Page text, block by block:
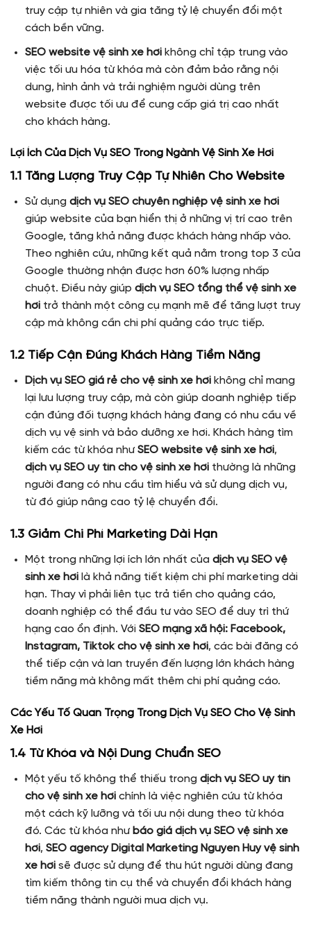
truy cập tự nhiên và gia tăng tỷ lệ chuyển đổi một
cách bền vững.
SEO website vệ sinh xe hơikhông chỉ tập trung vào
việc tối ưu hóa từ khóa mà còn đảm bảo rằng nội
dung, hình ảnh và trải nghiệm người dùng trên
website được tối ưu để cung cấp giá trị cao nhất
cho khách hàng.
Lợi Ích Của Dịch Vụ SEO Trong Ngành Vệ Sinh Xe Hơi
1.1 Tăng Lượng Truy Cập Tự Nhiên Cho Website
Sử dụng dịch vụ SEO chuyên nghiệp vệ sinh xe hơi
giúp website của bạn hiển thị ở những vị trí cao trên
Google, tăng khả năng được khách hàng nhấp vào.
Theo nghiên cứu, những kết quả nằm trong top 3 của
Google thường nhận được hơn 60% lượng nhấp
chuột. Điều này giúp dịch vụ SEO tổng thể vệ sinh xe
hơitrở thành một công cụ mạnh mẽ để tăng lượt truy
cập mà không cần chi phí quảng cáo trực tiếp.
1.2 Tiếp Cận Đúng Khách Hàng Tiềm Năng
Dịch vụ SEO giá rẻ cho vệ sinh xe hơikhông chỉ mang
lại lưu lượng truy cập, mà còn giúp doanh nghiệp tiếp
cận đúng đối tượng khách hàng đang có nhu cầu về
dịch vụ vệ sinh và bảo dưỡng xe hơi. Khách hàng tìm
kiếm các từ khóa nhưSEO website vệ sinh xe hơi,
dịch vụ SEO uy tín cho vệ sinh xe hơithường là những
người đang có nhu cầu tìm hiểu và sử dụng dịch vụ,
từ đó giúp nâng cao tỷ lệ chuyển đổi.
1.3 Giảm Chi Phí Marketing Dài Hạn
Một trong những lợi ích lớn nhất của dịch vụ SEO vệ
sinh xe hơilà khả năng tiết kiệm chi phí marketing dài
hạn. Thay vì phải liên tục trả tiền cho quảng cáo,
doanh nghiệp có thể đầu tư vào SEO để duy trì thứ
hạng cao ổn định. Với SEO mạng xã hội: Facebook,
Instagram, Tiktok cho vệ sinh xe hơi, các bài đăng có
thể tiếp cận và lan truyền đến lượng lớn khách hàng
tiềm năng mà không mất thêm chi phí quảng cáo.
Các Yếu Tố Quan Trọng Trong Dịch Vụ SEO Cho Vệ Sinh
Xe Hơi
1.4 Từ Khóa và Nội Dung Chuẩn SEO
Một yếu tố không thể thiếu trong dịch vụ SEO uy tín
cho vệ sinh xe hơichính là việc nghiên cứu từ khóa
một cách kỹ lưỡng và tối ưu nội dung theo từ khóa
đó. Các từ khóa như báo giá dịch vụ SEO vệ sinh xe
hơi, SEO agency Digital Marketing Nguyen Huy vệ sinh
xe hơisẽ được sử dụng để thu hút người dùng đang
tìm kiếm thông tin cụ thể và chuyển đổi khách hàng
tiềm năng thành người mua dịch vụ.